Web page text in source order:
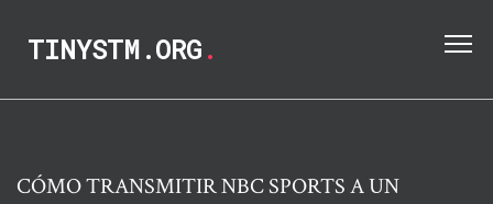
TINYSTM.ORG.
CÓMO TRANSMITIR NBC SPORTS A UN